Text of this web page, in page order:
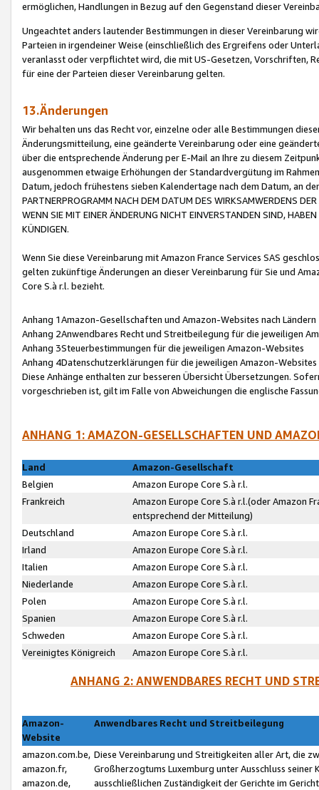
ermöglichen, Handlungen in Bezug auf den Gegenstand dieser
Ungeachtet anders lautender Bestimmungen in dieser Vereinbarung
Parteien in irgendeiner Weise (einschließlich des Ergreifens oder
veranlasst oder verpflichtet wird, die mit US-Gesetzen, Vorschriften,
für eine der Parteien dieser Vereinbarung gelten.
13.Änderungen
Wir behalten uns das Recht vor, einzelne oder alle Bestimmungen
Änderungsmitteilung, eine geänderte Vereinbarung oder eine
über die entsprechende Änderung per E-Mail an Ihre zu diesem
ausgenommen etwaige Erhöhungen der Standardvergütung im
Datum, jedoch frühestens sieben Kalendertage nach dem Datum, an
PARTNERPROGRAMM NACH DEM DATUM DES WIRKSAMWERDENS
WENN SIE MIT EINER ÄNDERUNG NICHT EINVERSTANDEN SIND,
KÜNDIGEN.
Wenn Sie diese Vereinbarung mit Amazon France Services SAS
gelten zukünftige Änderungen an dieser Vereinbarung für Sie und
Core S.à r.l. bezieht.
Anhang 1Amazon-Gesellschaften und Amazon-Websites nach Ländern
Anhang 2Anwendbares Recht und Streitbeilegung für die jeweiligen
Anhang 3Steuerbestimmungen für die jeweiligen Amazon-Websites
Anhang 4Datenschutzerklärungen für die jeweiligen Amazon-Websites
Diese Anhänge enthalten zur besseren Übersicht Übersetzungen.
vorgeschrieben ist, gilt im Falle von Abweichungen die englische
ANHANG 1: AMAZON-GESELLSCHAFTEN UND
Land
Amazon-Gesellschaft
Belgien
Amazon Europe Core S.à r.l.
Frankreich
Amazon Europe Core S.à r.l.(oder Amazon
entsprechend der Mitteilung)
Deutschland
Amazon Europe Core S.à r.l.
Irland
Amazon Europe Core S.à r.l.
Italien
Amazon Europe Core S.à r.l.
Niederlande
Amazon Europe Core S.à r.l.
Polen
Amazon Europe Core S.à r.l.
Spanien
Amazon Europe Core S.à r.l.
Schweden
Amazon Europe Core S.à r.l.
Vereinigtes Königreich
Amazon Europe Core S.à r.l.
ANHANG 2: ANWENDBARES RECHT UND
Amazon-
Website
Anwendbares Recht und Streitbeilegung
amazon.com.be,
amazon.fr,
amazon.de,
Diese Vereinbarung und Streitigkeiten aller Art, die
Großherzogtums Luxemburg unter Ausschluss
ausschließlichen Zuständigkeit der Gerichte im